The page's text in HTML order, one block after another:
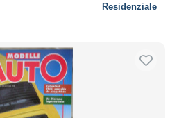
Residenziale